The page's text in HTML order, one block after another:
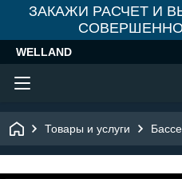
ЗАКАЖИ РАСЧЕТ И
WELLAND
Товары и услуги